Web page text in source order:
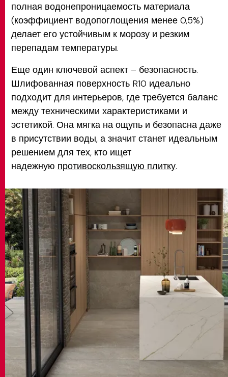
полная водонепроницаемость материала
(коэффициент водопоглощения менее 0,5%)
делает его устойчивым к морозу и резким
перепадам температуры.
Еще один ключевой аспект – безопасность.
Шлифованная поверхность R10 идеально
подходит для интерьеров, где требуется баланс
между техническими характеристиками и
эстетикой. Она мягка на ощупь и безопасна даже
в присутствии воды, а значит станет идеальным
решением для тех, кто ищет
надежную противоскользящую плитку.